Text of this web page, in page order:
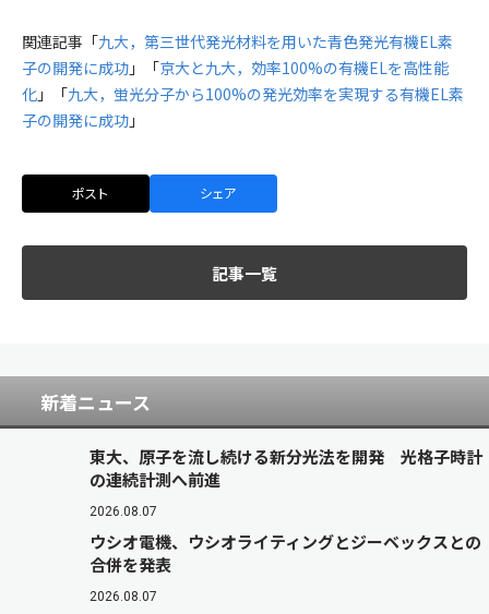
関連記事「九大，第三世代発光材料を用いた青色発光有機EL素
子の開発に成功 」「京大と九大，効率100%の有機ELを高性能
化 」「九大，蛍光分⼦から100%の発光効率を実現する有機EL素
子の開発に成功 」
ポスト シェア
記事一覧
新着ニュース
東大、原子を流し続ける新分光法を開発 光格子時計
の連続計測へ前進
2026.08.07
ウシオ電機、ウシオライティングとジーベックスとの
合併を発表
2026.08.07